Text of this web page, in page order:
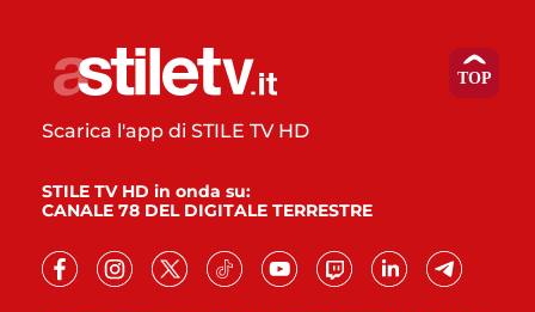
Scarica l'app di STILE TV HD
STILE TV HD in onda su:
CANALE 78 DEL DIGITALE TERRESTRE